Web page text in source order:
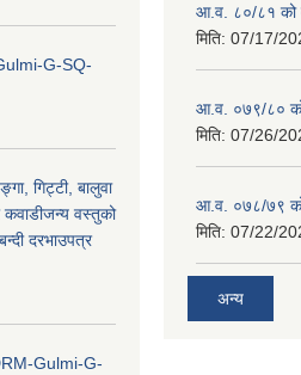
G-SQ-
गिट्टी, बालुवा
कवाडीजन्य वस्तुको
दरभाउपत्र
Gulmi-G-
आ.व. ८०/८१ को
मिति: 07/17/
आ.व. ०७९/८० को
मिति: 07/26/
आ.व. ०७८/७९ को
मिति: 07/22/
अन्य